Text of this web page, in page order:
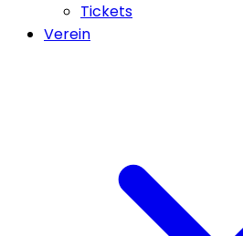
Tickets
Verein